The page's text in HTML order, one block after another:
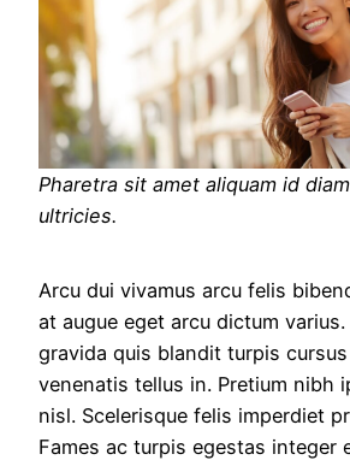
Pharetra sit amet aliquam id
ultricies.
Arcu dui vivamus arcu felis
at augue eget arcu dictum
gravida quis blandit turpis
venenatis tellus in. Pretium nibh
nisl. Scelerisque felis imperdiet
Fames ac turpis egestas integer